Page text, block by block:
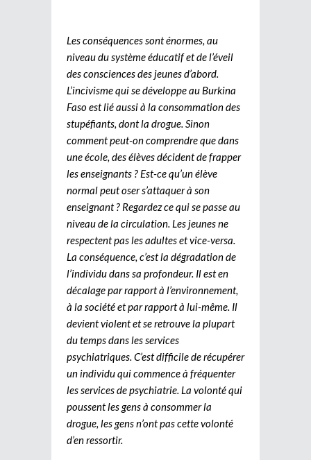
Les conséquences sont énormes, au
niveau du système éducatif et de l’éveil
des consciences des jeunes d’abord.
L’incivisme qui se développe au Burkina
Faso est lié aussi à la consommation des
stupéfiants, dont la drogue. Sinon
comment peut-on comprendre que dans
une école, des élèves décident de frapper
les enseignants ? Est-ce qu’un élève
normal peut oser s’attaquer à son
enseignant ? Regardez ce qui se passe au
niveau de la circulation. Les jeunes ne
respectent pas les adultes et vice-versa.
La conséquence, c’est la dégradation de
l’individu dans sa profondeur. Il est en
décalage par rapport à l’environnement,
à la société et par rapport à lui-même. Il
devient violent et se retrouve la plupart
du temps dans les services
psychiatriques. C’est difficile de récupérer
un individu qui commence à fréquenter
les services de psychiatrie. La volonté qui
poussent les gens à consommer la
drogue, les gens n’ont pas cette volonté
d’en ressortir.